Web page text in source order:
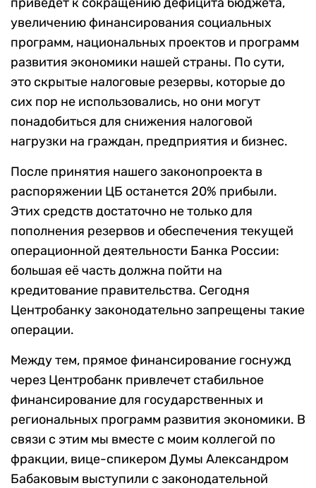
приведёт к сокращению дефицита бюджета,
увеличению финансирования социальных
программ, национальных проектов и программ
развития экономики нашей страны. По сути,
это скрытые налоговые резервы, которые до
сих пор не использовались, но они могут
понадобиться для снижения налоговой
нагрузки на граждан, предприятия и бизнес.
После принятия нашего законопроекта в
распоряжении ЦБ останется 20% прибыли.
Этих средств достаточно не только для
пополнения резервов и обеспечения текущей
операционной деятельности Банка России:
большая её часть должна пойти на
кредитование правительства. Сегодня
Центробанку законодательно запрещены такие
операции.
Между тем, прямое финансирование госнужд
через Центробанк привлечет стабильное
финансирование для государственных и
региональных программ развития экономики. В
связи с этим мы вместе с моим коллегой по
фракции, вице-спикером Думы Александром
Бабаковым выступили с законодательной